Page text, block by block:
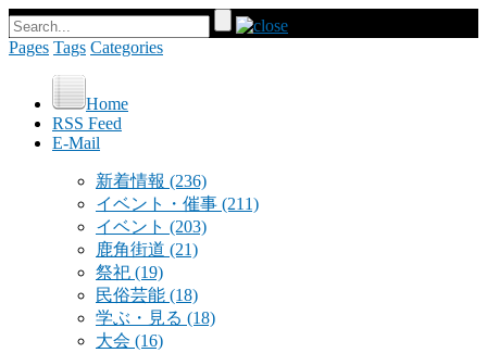
Pages Tags Categories
Home
RSS Feed
E-Mail
新着情報 (236)
イベント・催事 (211)
イベント (203)
鹿角街道 (21)
祭祀 (19)
民俗芸能 (18)
学ぶ・見る (18)
大会 (16)